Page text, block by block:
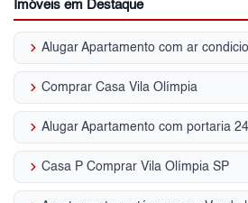
Imóveis em Destaque
keyboard_arrow_right
keyboard_arrow_right Comprar Casa Vila Olímpia
keyboard_arrow_right
keyboard_arrow_right Casa P Comprar Vila Olímpia SP